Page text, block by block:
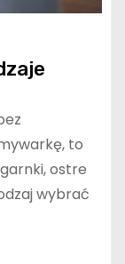
to
ostre
wybrać